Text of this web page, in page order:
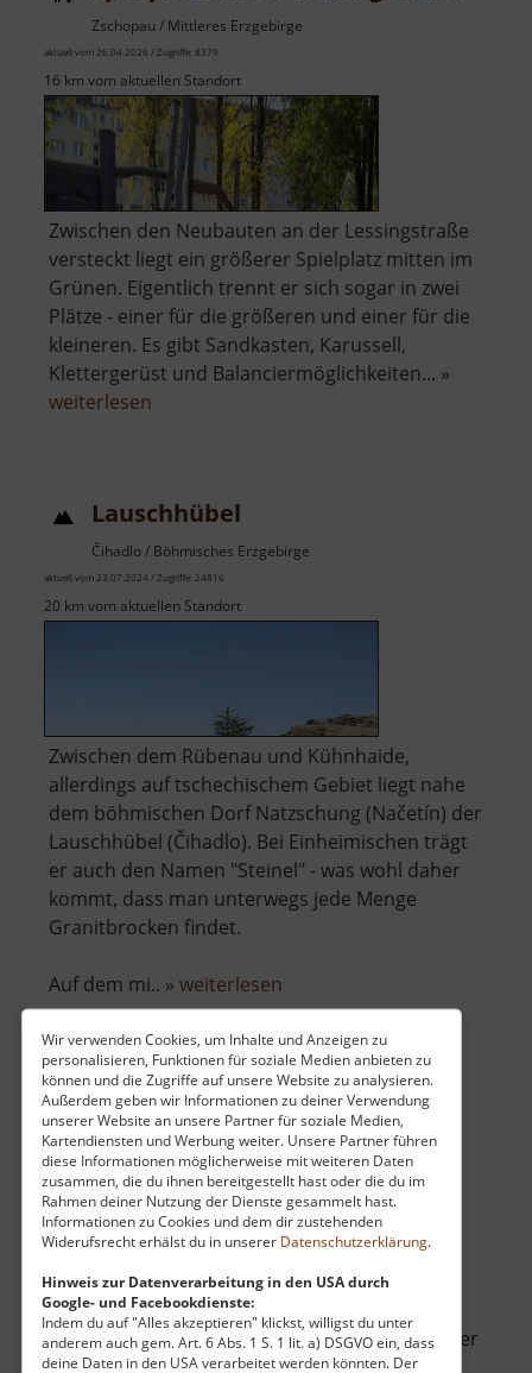
Wir verwenden Cookies, um Inhalte und Anzeigen zu
personalisieren, Funktionen für soziale Medien anbieten zu
können und die Zugriffe auf unsere Website zu analysieren.
Außerdem geben wir Informationen zu deiner Verwendung
unserer Website an unsere Partner für soziale Medien,
Kartendiensten und Werbung weiter. Unsere Partner führen
diese Informationen möglicherweise mit weiteren Daten
zusammen, die du ihnen bereitgestellt hast oder die du im
Rahmen deiner Nutzung der Dienste gesammelt hast.
Informationen zu Cookies und dem dir zustehenden
Widerufsrecht erhälst du in unserer Datenschutzerklärung.
Hinweis zur Datenverarbeitung in den USA durch
Google- und Facebookdienste:
Indem du auf "Alles akzeptieren" klickst, willigst du unter
anderem auch gem. Art. 6 Abs. 1 S. 1 lit. a) DSGVO ein, dass
deine Daten in den USA verarbeitet werden könnten. Der
Zschopau / Mittleres Erzgebirge
aktuell vom 26.04.2026 / Zugriffe: 8379
16 km vom aktuellen Standort
Zwischen den Neubauten an der Lessingstraße
versteckt liegt ein größerer Spielplatz mitten im
Grünen. Eigentlich trennt er sich sogar in zwei
Plätze - einer für die größeren und einer für die
kleineren. Es gibt Sandkasten, Karussell,
Klettergerüst und Balanciermöglichkeiten... »
weiterlesen
Lessingstraße
Lauschhübel
Čihadlo / Böhmisches Erzgebirge
aktuell vom 23.07.2024 / Zugriffe: 24816
20 km vom aktuellen Standort
Zwischen dem Rübenau und Kühnhaide,
allerdings auf tschechischem Gebiet liegt nahe
dem böhmischen Dorf Natzschung (Načetín) der
Lauschhübel (Čihadlo). Bei Einheimischen trägt
er auch den Namen "Steinel" - was wohl daher
kommt, dass man unterwegs jede Menge
Granitbrocken findet.
Auf dem mi.. » weiterlesen
Lauschhübel
Burg Kaaden
Hrad Kadaň / Böhmisches Erzgebirge
aktuell vom 07.06.2026 / Zugriffe: 47616
33 km vom aktuellen Standort
Zwischen Chomutov und Klášterec direkt an der
Eger liegt die Stadt Kadaň. Über dem Fluss